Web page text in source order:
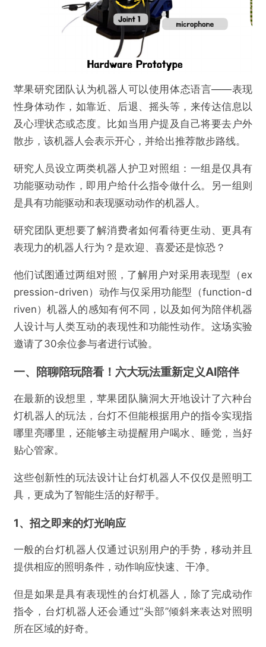
苹果研究团队认为机器人可以使用体态语言——表现
性身体动作，如靠近、后退、摇头等，来传达信息以
及心理状态或态度。比如当用户提及自己将要去户外
散步，该机器人会表示开心，并给出推荐散步路线。
研究人员设立两类机器人护卫对照组：一组是仅具有
功能驱动动作，即用户给什么指令做什么。另一组则
是具有功能驱动和表现驱动动作的机器人。
研究团队更想要了解消费者如何看待更生动、更具有
表现力的机器人行为？是欢迎、喜爱还是惊恐？
他们试图通过两组对照，了解用户对采用表现型
（ex
pression-driven） 动作与仅采用功能型
（function-d
riven）机器人的感知有何不同，以及如何为陪伴机器
人设计与人类互动的表现性和功能性动作。这场实验
邀请了30余位参与者进行试验。
一、陪聊陪玩陪看！六大玩法重新定义AI陪伴
在最新的设想里，苹果团队脑洞大开地设计了六种台
灯机器人的玩法，台灯不但能根据用户的指令实现指
哪里亮哪里，还能够主动提醒用户喝水、睡觉，当好
贴心管家。
这些创新性的玩法设计让台灯机器人不仅仅是照明工
具，更成为了智能生活的好帮手。
1、招之即来的灯光响应
一般的台灯机器人仅通过识别用户的手势，移动并且
提供相应的照明条件，动作响应快速、干净。
但是如果是具有表现性的台灯机器人，除了完成动作
指令，台灯机器人还会通过“头部”倾斜来表达对照明
所在区域的好奇。